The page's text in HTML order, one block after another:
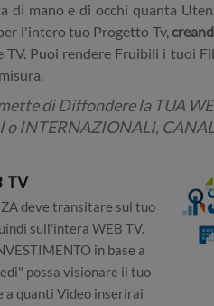
di mano e di occhi quanta
l'intero tuo Progetto Tv,
TV. Puoi rendere Fruibili i tuoi
di Diffondere la TUA
INTERNAZIONALI,
TV
deve transitare sul tuo
sull'intera WEB TV.
in base a
possa visionare il tuo
a quanti Video inserirai